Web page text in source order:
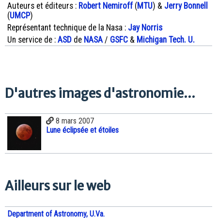
Auteurs et éditeurs : Robert Nemiroff( MTU) & Jerry Bonnell
(UMCP)
Représentant technique de la Nasa : Jay Norris
Un service de : ASD de NASA/ GSFC & Michigan Tech. U.
D'autres images d'astronomie...
8 mars 2007
Lune éclipsée et étoiles
Ailleurs sur le web
Department of Astronomy, U.Va.